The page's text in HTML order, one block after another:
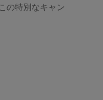
の特別なキャン